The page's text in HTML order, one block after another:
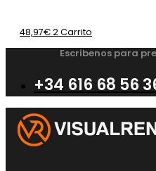
48,97€2Carrito
Escribenos para
+34 616 68 56